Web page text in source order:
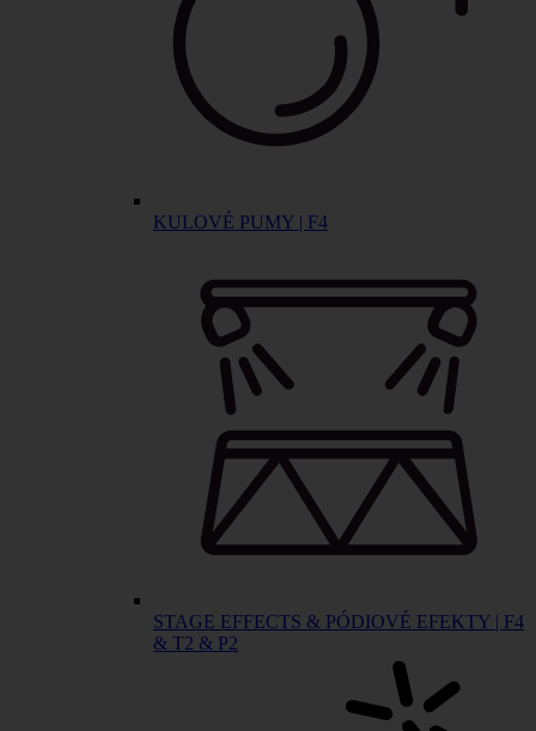
KULOVÉ PUMY | F4
STAGE EFFECTS & PÓDIOVÉ EFEKTY | F4
& T2 & P2